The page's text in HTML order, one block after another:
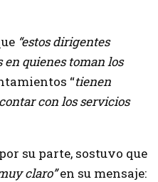
“estos dirigentes
quienes toman los
“tienen
con los servicios
por su parte, sostuvo que
claro”en su mensaje: